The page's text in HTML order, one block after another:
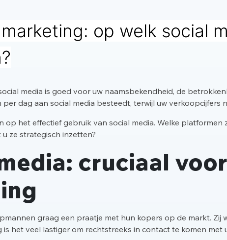
op welk social
media is goed voor uw naamsbekendheid, de
dag aan social media besteedt, terwijl uw verkoopcijfers
op het effectief gebruik van social media. Welke
ze strategisch inzetten?
cruciaal
graag een praatje met hun kopers op de markt. Zij
is het veel lastiger om rechtstreeks in contact te komen met